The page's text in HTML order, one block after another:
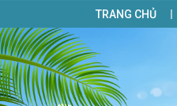
TRANG CHỦ